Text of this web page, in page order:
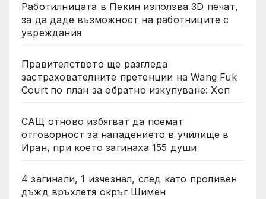
Работилницата в Пекин използва 3D печат,
за да даде възможност на работниците с
увреждания
Правителството ще разгледа
застрахователните претенции на Wang Fuk
Court по план за обратно изкупуване: Хоп
САЩ отново избягват да поемат
отговорност за нападението в училище в
Иран, при което загинаха 155 души
4 загинали, 1 изчезнал, след като проливен
дъжд връхлетя окръг Шимен